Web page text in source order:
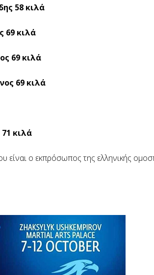
58 κιλά
69 κιλά
69 κιλά
69 κιλά
κιλά
είναι ο εκπρόσωπος της ελληνικής